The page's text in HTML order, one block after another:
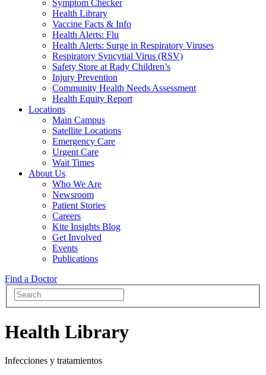
Symptom Checker
Health Library
Vaccine Facts & Info
Health Alerts: Flu
Health Alerts: Surge in Respiratory Viruses
Respiratory Syncytial Virus (RSV)
Safety Store at Rady Children’s
Injury Prevention
Community Health Needs Assessment
Health Equity Report
Locations
Main Campus
Satellite Locations
Emergency Care
Urgent Care
Wait Times
About Us
Who We Are
Newsroom
Patient Stories
Careers
Kite Insights Blog
Get Involved
Events
Publications
Find a Doctor
Health Library
Infecciones y tratamientos